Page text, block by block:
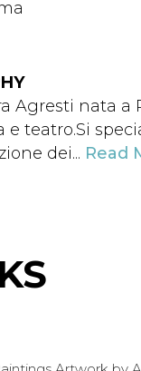
Agresti nata a
e teatro.Si
dei... Read